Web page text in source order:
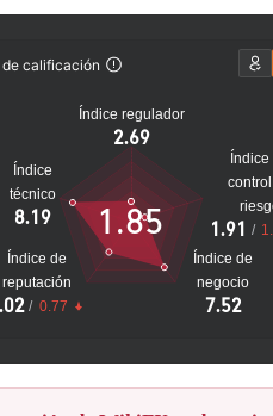
de calificación
Índice regulador
2.69
Índice
técnico
8.19
Índice de
reputación
/ 0.77
Índice de
negocio
7.52
Índice
1.91 /
1.85